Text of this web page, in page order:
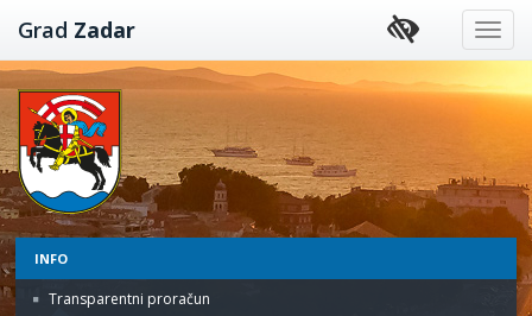
Preskoči
na
sadržaj
Grad Zadar
INFO
Transparentni proračun